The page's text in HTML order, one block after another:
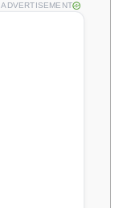
ADVERTISEMENT